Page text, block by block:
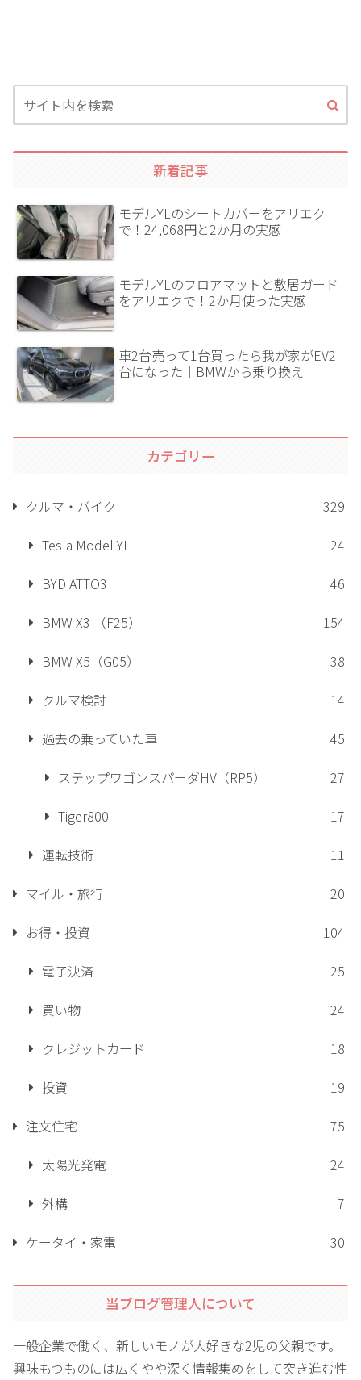
新着記事
モデルYLのシートカバーをアリエク
で！24,068円と2か月の実感
モデルYLのフロアマットと敷居ガード
をアリエクで！2か月使った実感
車2台売って1台買ったら我が家がEV2
台になった｜BMWから乗り換え
カテゴリー
クルマ・バイク
329
Tesla Model YL
24
BYD ATTO3
46
BMW X3 （F25）
154
BMW X5（G05）
38
クルマ検討
14
過去の乗っていた車
45
ステップワゴンスパーダHV（RP5）
27
Tiger800
17
運転技術
11
マイル・旅行
20
お得・投資
104
電子決済
25
買い物
24
クレジットカード
18
投資
19
注文住宅
75
太陽光発電
24
外構
7
ケータイ・家電
30
当ブログ管理人について
一般企業で働く、新しいモノが大好きな2児の父親です。
興味もつものには広くやや深く情報集めをして突き進む性